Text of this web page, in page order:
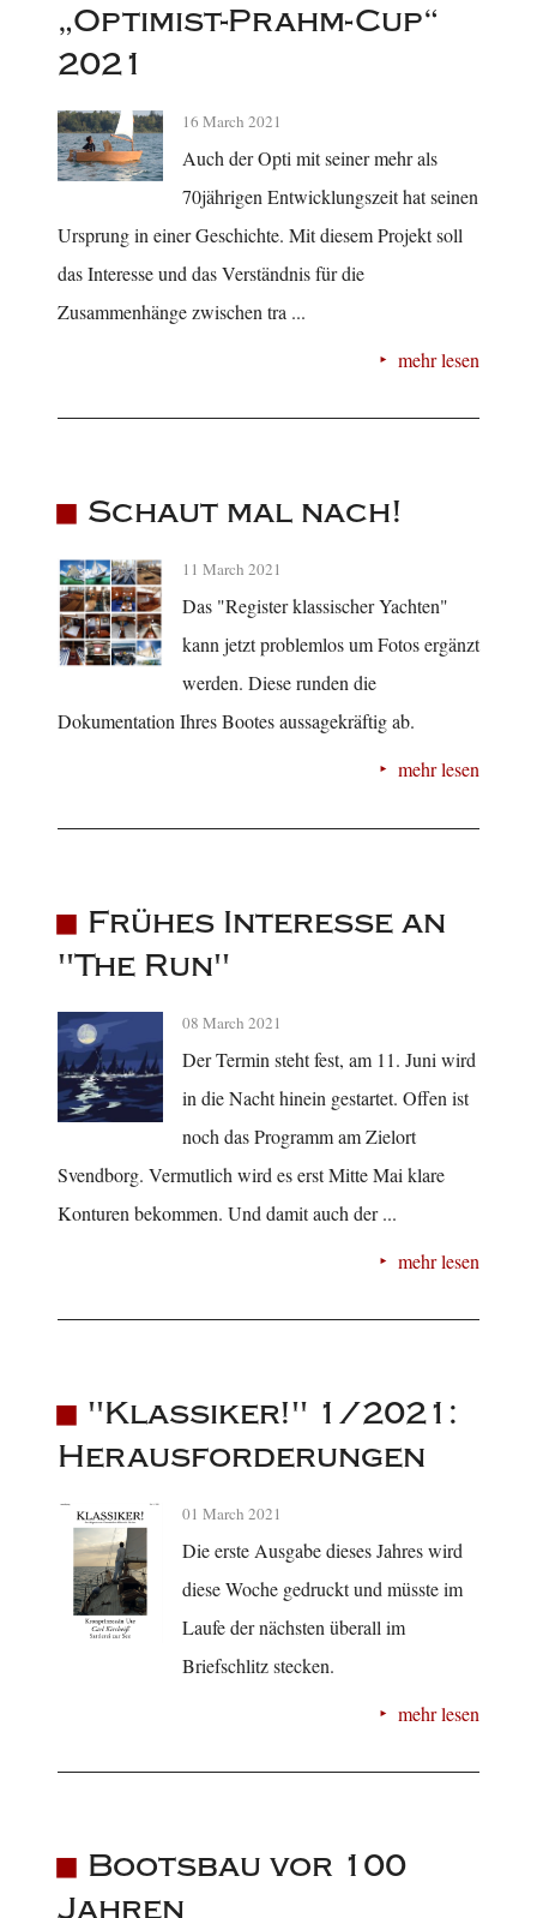
„Optimist-Prahm-Cup“
2021
16 March 2021
Auch der Opti mit seiner mehr als
70jährigen Entwicklungszeit hat seinen
Ursprung in einer Geschichte. Mit diesem Projekt soll
das Interesse und das Verständnis für die
Zusammenhänge zwischen tra ...
mehr lesen
Schaut mal nach!
11 March 2021
Das "Register klassischer Yachten"
kann jetzt problemlos um Fotos ergänzt
werden. Diese runden die
Dokumentation Ihres Bootes aussagekräftig ab.
mehr lesen
Frühes Interesse an
"The Run"
08 March 2021
Der Termin steht fest, am 11. Juni wird
in die Nacht hinein gestartet. Offen ist
noch das Programm am Zielort
Svendborg. Vermutlich wird es erst Mitte Mai klare
Konturen bekommen. Und damit auch der ...
mehr lesen
"Klassiker!" 1/2021:
Herausforderungen
01 March 2021
Die erste Ausgabe dieses Jahres wird
diese Woche gedruckt und müsste im
Laufe der nächsten überall im
Briefschlitz stecken.
mehr lesen
Bootsbau vor 100
Jahren